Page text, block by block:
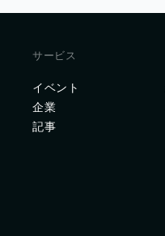
サービス
イベント
企業
記事